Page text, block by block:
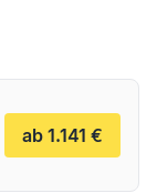
ab 1.141 €